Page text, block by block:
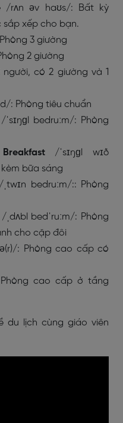
/rʌn əv haʊs/: Bất kỳ
xếp cho bạn.
3 giường
2 giường
có 2 giường và 1
: Phòng tiêu chuẩn
/ˈsɪŋɡl bedruːm/: Phòng
/ˈsɪŋɡl wɪð
bữa sáng
/ˌtwɪn bedruːm/:: Phòng
/ˌdʌbl bedˈruːm/: Phòng
cho cặp đôi
: Phòng cao cấp có
cao cấp ở tầng
du lịch cùng giáo viên